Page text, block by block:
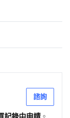
諮詢
記錄中申請